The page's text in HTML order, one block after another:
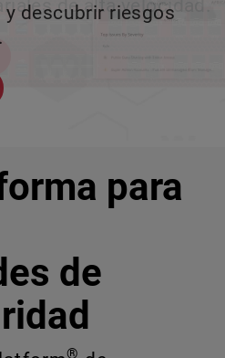
de alta velocidad.
descubrir riesgos
ningún pas
EDR
para
de
®